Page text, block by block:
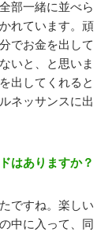
部一緒に並べら
れています。頑
でお金を出して
いと、と思いま
出してくれると
ネッサンスに出
はありますか？
ですね。楽しい
中に入って、同